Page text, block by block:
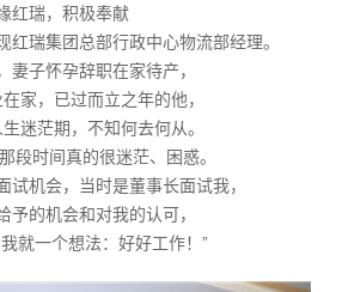
红瑞，积极奉献
红瑞集团总部行政中心物流部经理。
妻子怀孕辞职在家待产，
家，已过而立之年的他，
迷茫期，不知何去何从。
段时间真的很迷茫、困惑。
试机会，当时是董事长面试我，
予的机会和对我的认可，
就一个想法：好好工作！”